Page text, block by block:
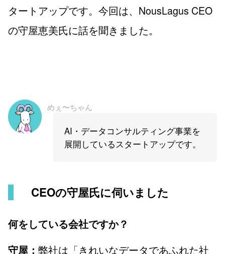
タートアップです。今回は、NousLagus CEO
の守屋恵美氏に話を聞きました。
めぇ〜ちゃん
AI・データコンサルティング事業を
展開しているスタートアップです。
CEOの守屋氏に伺いました
何をしている会社ですか？
守屋： 弊社は「きれいなデータであふれた社